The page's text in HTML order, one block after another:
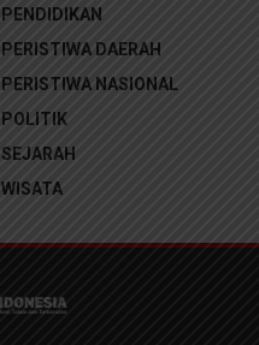
PENDIDIKAN
PERISTIWA DAERAH
PERISTIWA NASIONAL
POLITIK
SEJARAH
WISATA